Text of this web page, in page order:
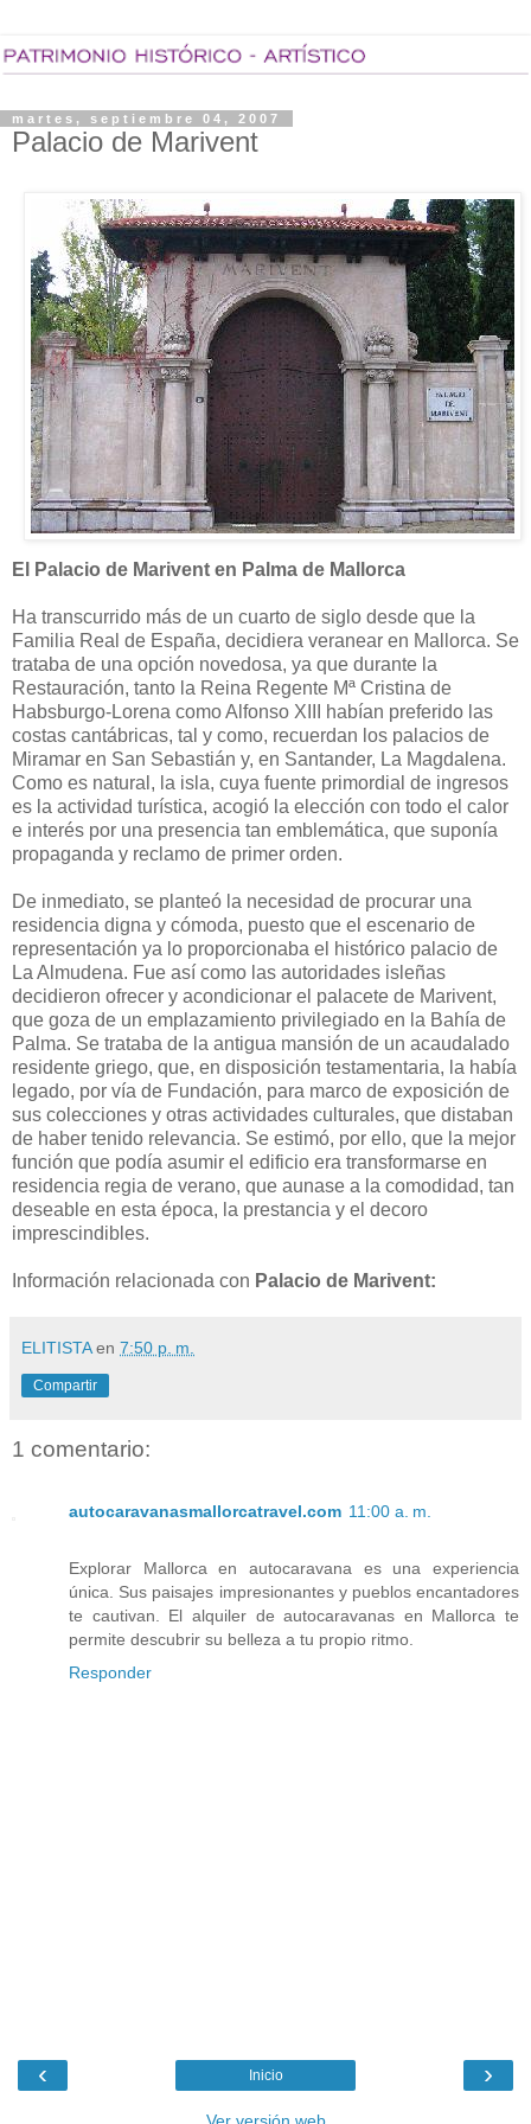
martes, septiembre 04, 2007
Palacio de Marivent
El Palacio de Marivent en Palma de Mallorca
Ha transcurrido más de un cuarto de siglo desde que la
Familia Real de España, decidiera veranear en Mallorca. Se
trataba de una opción novedosa, ya que durante la
Restauración, tanto la Reina Regente Mª Cristina de
Habsburgo-Lorena como Alfonso XIII habían preferido las
costas cantábricas, tal y como, recuerdan los palacios de
Miramar en San Sebastián y, en Santander, La Magdalena.
Como es natural, la isla, cuya fuente primordial de ingresos
es la actividad turística, acogió la elección con todo el calor
e interés por una presencia tan emblemática, que suponía
propaganda y reclamo de primer orden.
De inmediato, se planteó la necesidad de procurar una
residencia digna y cómoda, puesto que el escenario de
representación ya lo proporcionaba el histórico palacio de
La Almudena. Fue así como las autoridades isleñas
decidieron ofrecer y acondicionar el palacete de Marivent,
que goza de un emplazamiento privilegiado en la Bahía de
Palma. Se trataba de la antigua mansión de un acaudalado
residente griego, que, en disposición testamentaria, la había
legado, por vía de Fundación, para marco de exposición de
sus colecciones y otras actividades culturales, que distaban
de haber tenido relevancia. Se estimó, por ello, que la mejor
función que podía asumir el edificio era transformarse en
residencia regia de verano, que aunase a la comodidad, tan
deseable en esta época, la prestancia y el decoro
imprescindibles.
Información relacionada con Palacio de Marivent:
ELITISTA en 7:50 p. m.
Compartir
1 comentario:
autocaravanasmallorcatravel.com 11:00 a. m.
Explorar Mallorca en autocaravana es una experiencia
única. Sus paisajes impresionantes y pueblos encantadores
te cautivan. El alquiler de autocaravanas en Mallorca te
permite descubrir su belleza a tu propio ritmo.
Responder
‹ ›
Inicio